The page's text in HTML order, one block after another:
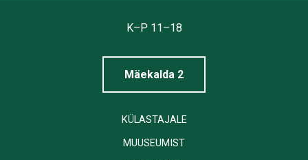
K–P 11–18
Mäekalda 2
KÜLASTAJALE
MUUSEUMIST